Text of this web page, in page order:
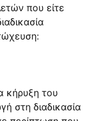
που είτε
κήρυξη του
στη διαδικασία